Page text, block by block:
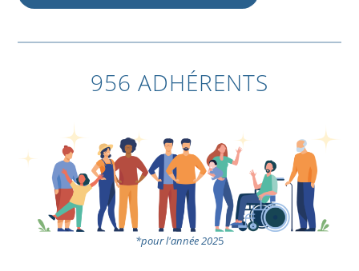
956 ADHÉRENTS
*pour l'année 2025